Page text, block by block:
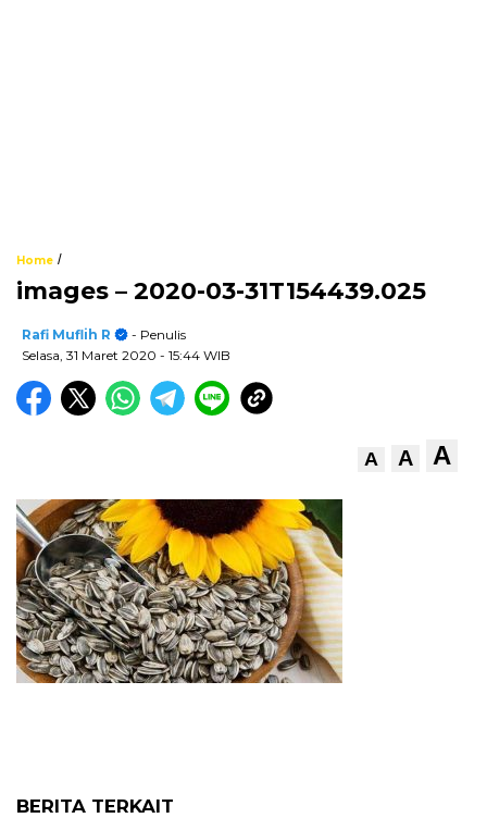
Home /
images – 2020-03-31T154439.025
Rafi Muflih R
- Penulis
Selasa, 31 Maret 2020 - 15:44 WIB
A A A
BERITA TERKAIT